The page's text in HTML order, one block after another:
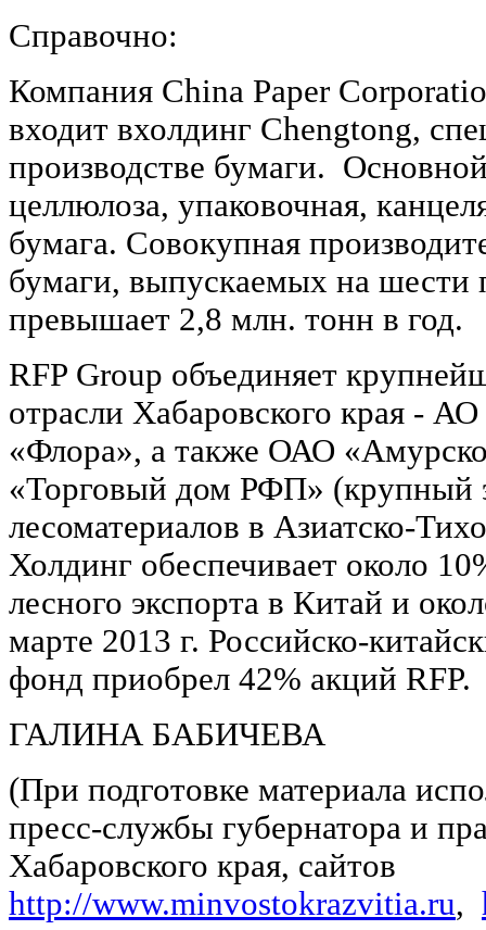
Справочно:
Компания China Paper
входит вхолдинг Chengtong,
производстве бумаги.
целлюлоза, упаковочная,
бумага. Совокупная
бумаги, выпускаемых на шести
превышает 2,8 млн. тонн в год.
RFP Group объединяет
отрасли Хабаровского края -
«Флора», а также ОАО
«Торговый дом РФП» (крупный
лесоматериалов в Азиатско-
Холдинг обеспечивает около
лесного экспорта в Китай и
марте 2013 г. Российско-
фонд приобрел 42% акций RFP.
ГАЛИНА БАБИЧЕВА
(При подготовке материала
пресс-службы губернатора и
Хабаровского края, сайтов
http://www.minvostokrazvitia.ru,